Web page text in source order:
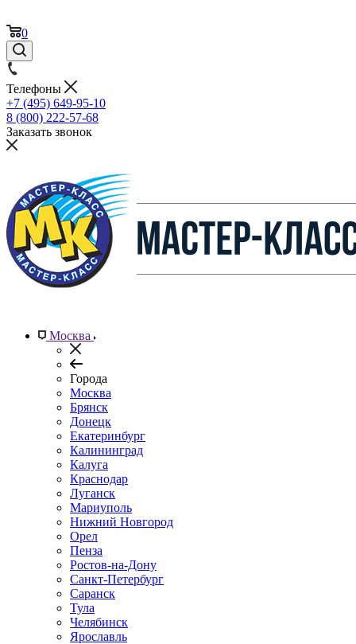
0
Телефоны
+7 (495) 649-95-10
8 (800) 222-57-68
Заказать звонок
Москва
Города
Москва
Брянск
Донецк
Екатеринбург
Калининград
Калуга
Краснодар
Луганск
Мариуполь
Нижний Новгород
Орел
Пенза
Ростов-на-Дону
Санкт-Петербург
Саранск
Тула
Челябинск
Ярославль